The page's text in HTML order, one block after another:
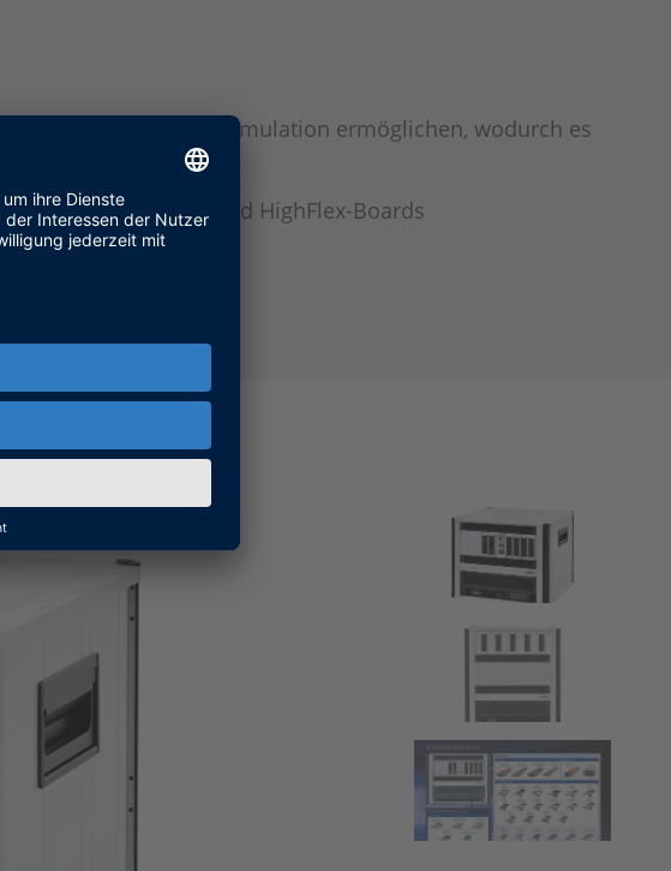
integrierte Fehlersimulation ermöglichen, wodurch es
Einheiten und HighFlex-Boards
Hardware